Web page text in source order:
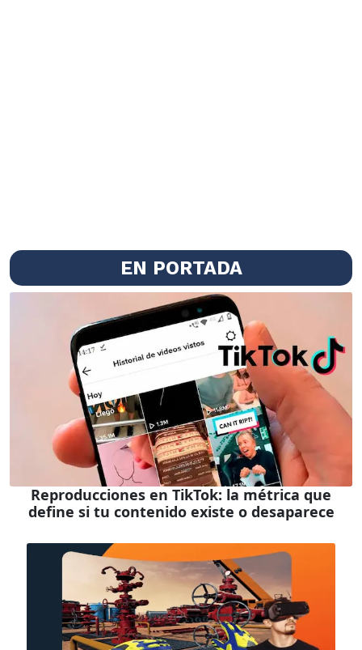
EN PORTADA
Reproducciones en TikTok: la métrica que
define si tu contenido existe o desaparece